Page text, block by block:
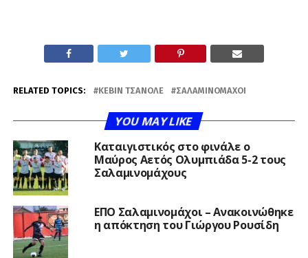
RELATED TOPICS: ΚΈΒΙΝ ΤΣΑΝΟΛΈ ΣΑΛΑΜΙΝΟΜΆΧΟΙ
YOU MAY LIKE
Καταιγιστικός στο φινάλε ο
Μαύρος Αετός Ολυμπιάδα 5-2 τους
Σαλαμινομάχους
ΕΠΟ Σαλαμινομάχοι – Ανακοινώθηκε
η απόκτηση του Γιώργου Ρουσίδη